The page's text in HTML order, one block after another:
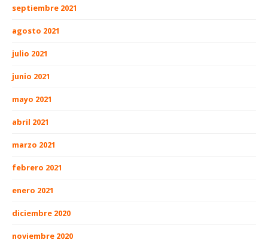
septiembre 2021
agosto 2021
julio 2021
junio 2021
mayo 2021
abril 2021
marzo 2021
febrero 2021
enero 2021
diciembre 2020
noviembre 2020